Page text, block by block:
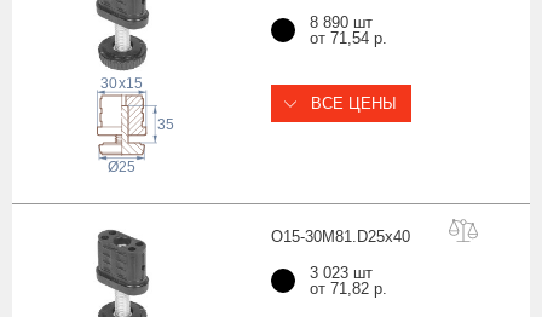
15
x
30
35
Ø25
8 890 шт
от 71,54 р.
ВСЕ ЦЕНЫ
O15-30M81.D25x40
3 023 шт
от 71,82 р.